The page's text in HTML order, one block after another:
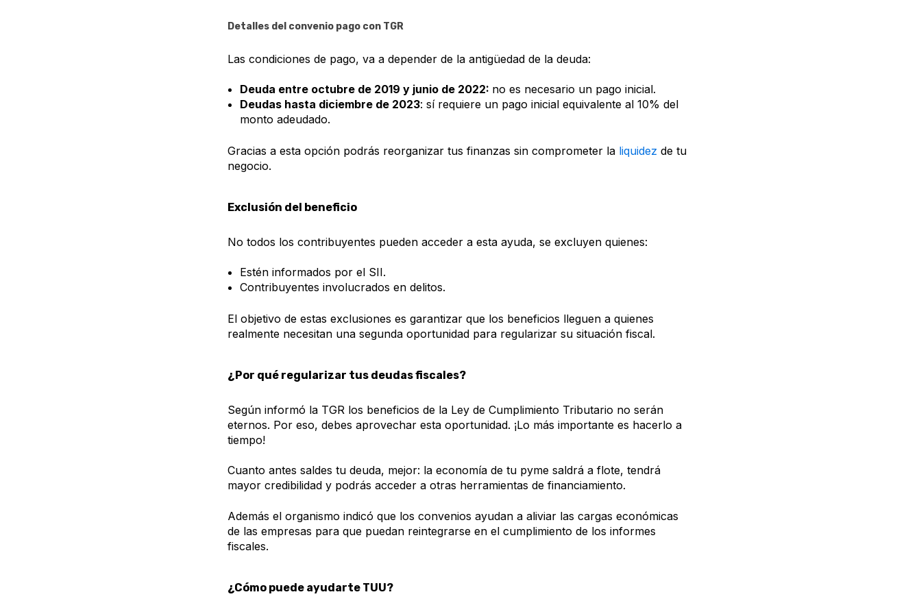
Detalles del convenio pago con TGR
Las condiciones de pago, va a depender de la antigüedad de la deuda:
Deuda entre octubre de 2019 y junio de 2022: no es necesario un pago inicial.
Deudas hasta diciembre de 2023: sí requiere un pago inicial equivalente al 10% del
monto adeudado.
Gracias a esta opción podrás reorganizar tus finanzas sin comprometer la liquidez de tu
negocio.
Exclusión del beneficio
No todos los contribuyentes pueden acceder a esta ayuda, se excluyen quienes:
Estén informados por el SII.
Contribuyentes involucrados en delitos.
El objetivo de estas exclusiones es garantizar que los beneficios lleguen a quienes
realmente necesitan una segunda oportunidad para regularizar su situación fiscal.
¿Por qué regularizar tus deudas fiscales?
Según informó la TGR los beneficios de la Ley de Cumplimiento Tributario no serán
eternos. Por eso, debes aprovechar esta oportunidad. ¡Lo más importante es hacerlo a
tiempo!
Cuanto antes saldes tu deuda, mejor: la economía de tu pyme saldrá a flote, tendrá
mayor credibilidad y podrás acceder a otras herramientas de financiamiento.
Además el organismo indicó que los convenios ayudan a aliviar las cargas económicas
de las empresas para que puedan reintegrarse en el cumplimiento de los informes
fiscales.
¿Cómo puede ayudarte TUU?